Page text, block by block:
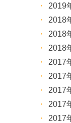
2019
2018
2018
2018
2017
2017
2017
2017
2017